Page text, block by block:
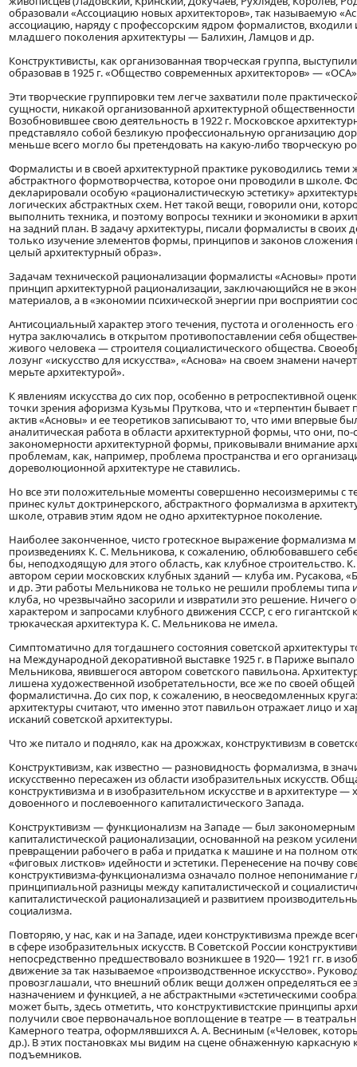
образовали «Ассоциацию новых архитекторов», так называемую
ассоциацию, наряду с профессорским ядром формалистов, входили
младшего поколения архитектуры — Балихин, Ламцов и др.
Конструктивисты, как организованная творческая группа,
образовав в 1925 г. «Общество современных архитекторов» —
Эти творческие группировки тем легче захватили поле
сущности, никакой организованной архитектурной общественности
Возобновившее свою деятельность в 1922 г. Московское
представляло собой безликую профессиональную организацию
меньше всего могло бы претендовать на какую-либо творческую
Формалисты и в своей архитектурной практике руководились теми
абстрактного формотворчества, которое они проводили в школе.
декларировали особую «рационалистическую эстетику»
логических абстрактных схем. Нет такой вещи, говорили они,
выполнить техника, и поэтому вопросы техники и экономики в
на задний план. В задачу архитектуры, писали формалисты в своих
только изучение элементов формы, принципов и законов сложения
целый архитектурный образ».
Задачам технической рационализации формалисты «Асновы»
принцип архитектурной рационализации, заключающийся не в
материалов, а в «экономии психической энергии при восприятии
Антисоциальный характер этого течения, пустота и оголенность
нутра заключались в открытом противопоставлении себя
живого человека — строителя социалистического общества.
лозунг «искусство для искусства», «Аснова» на своем знамени
мерьте архитектурой».
К явлениям искусства до сих пор, особенно в ретроспективной
точки зрения афоризма Кузьмы Пруткова, что и «терпентин бывает
актив «Асновы» и ее теоретиков записывают то, что ими впервые
аналитическая работа в области архитектурной формы, что они, по-
закономерности архитектурной формы, приковывали внимание
проблемам, как, например, проблема пространства и его
дореволюционной архитектуре не ставились.
Но все эти положительные моменты совершенно несоизмеримы с
принес культ доктринерского, абстрактного формализма в
школе, отравив этим ядом не одно архитектурное поколение.
Наиболее законченное, чисто гротескное выражение формализма
произведениях К. С. Мельникова, к сожалению, облюбовавшего
бы, неподходящую для этого область, как клубное строительство.
автором серии московских клубных зданий — клуба им. Русакова,
и др. Эти работы Мельникова не только не решили проблемы типа и
клуба, но чрезвычайно засорили и извратили это решение.
характером и запросами клубного движения СССР, с его
трюкаческая архитектура К. С. Мельникова не имела.
Симптоматично для тогдашнего состояния советской архитектуры
на Международной декоративной выставке 1925 г. в Париже
Мельникова, явившегося автором советского павильона.
лишена художественной изобретательности, все же по своей
формалистична. До сих пор, к сожалению, в неосведомленных
архитектуры считают, что именно этот павильон отражает лицо и
исканий советской архитектуры.
Что же питало и подняло, как на дрожжах, конструктивизм в
Конструктивизм, как известно — разновидность формализма, в
искусственно пересажен из области изобразительных искусств.
конструктивизма и в изобразительном искусстве и в архитектуре
довоенного и послевоенного капиталистического Запада.
Конструктивизм — функционализм на Западе — был
капиталистической рационализации, основанной на резком
превращении рабочего в раба и придатка к машине и на полном
«фиговых листков» идейности и эстетики. Перенесение на почву
конструктивизма-функционализма означало полное непонимание
принципиальной разницы между капиталистической и
капиталистической рационализацией и развитием
социализма.
Повторяю, у нас, как и на Западе, идеи конструктивизма прежде
в сфере изобразительных искусств. В Советской России
непосредственно предшествовало возникшее в 1920— 1921 гг. в
движение за так называемое «производственное искусство».
провозглашали, что внешний облик вещи должен определяться ее
назначением и функцией, а не абстрактными «эстетическими
может быть, здесь отметить, что конструктивистские принципы
получили свое первоначальное воплощение в театре — в
Камерного театра, оформлявшихся А. А. Весниным («Человек,
др.). В этих постановках мы видим на сцене обнаженную каркасную
подъемников.